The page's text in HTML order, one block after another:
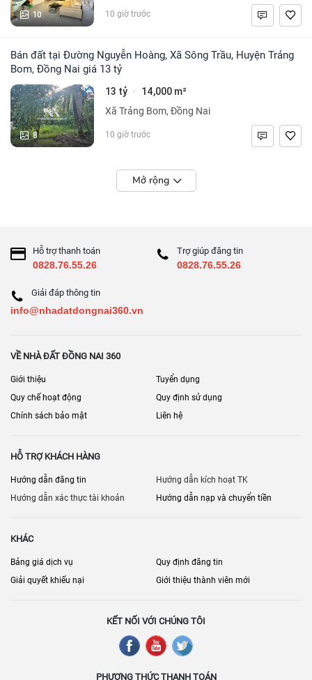
10 10 giờ trước
Bán đất tại Đường Nguyễn Hoàng, Xã Sông Trầu, Huyện Trảng
Bom, Đồng Nai giá 13 tỷ
8
13 tỷ · 14,000 m²
Xã Trảng Bom, Đồng Nai
10 giờ trước
Mở rộng
Hỗ trợ thanh toán
0828.76.55.26
Trợ giúp đăng tin
0828.76.55.26
Giải đáp thông tin
info@nhadatdongnai360.vn
VỀ NHÀ ĐẤT ĐỒNG NAI 360
Giới thiệu
Tuyển dụng
Quy chế hoạt động
Quy định sử dụng
Chính sách bảo mật
Liên hệ
HỖ TRỢ KHÁCH HÀNG
Hướng dẫn đăng tin
Hướng dẫn kích hoạt TK
Hướng dẫn xác thực tài khoản
Hướng dẫn nạp và chuyển tiền
KHÁC
Bảng giá dịch vụ
Quy định đăng tin
Giải quyết khiếu nại
Giới thiệu thành viên mới
KẾT NỐI VỚI CHÚNG TÔI
PHƯƠNG THỨC THANH TOÁN